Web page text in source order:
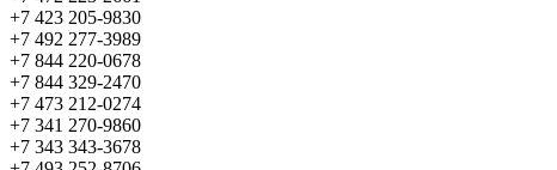
+7 423 205-9830
+7 492 277-3989
+7 844 220-0678
+7 844 329-2470
+7 473 212-0274
+7 341 270-9860
+7 343 343-3678